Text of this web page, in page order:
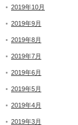
2019年10月
2019年9月
2019年8月
2019年7月
2019年6月
2019年5月
2019年4月
2019年3月